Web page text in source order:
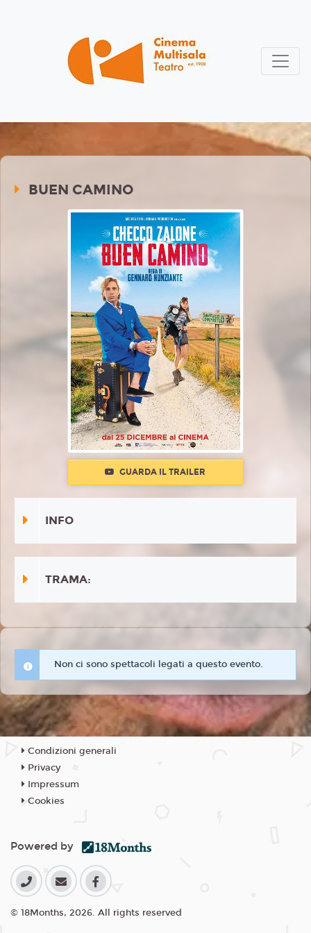
BUEN CAMINO
GUARDA IL TRAILER
INFO
TRAMA:
Non ci sono spettacoli legati a questo evento.
Condizioni generali
Privacy
Impressum
Cookies
Powered by
© 18Months, 2026. All rights reserved